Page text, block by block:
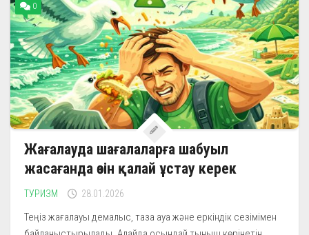
0
Жағалауда шағалаларға шабуыл
жасағанда өзін қалай ұстау керек
ТУРИЗМ 28.01.2026
Теңіз жағалауы демалыс, таза ауа және еркіндік сезімімен